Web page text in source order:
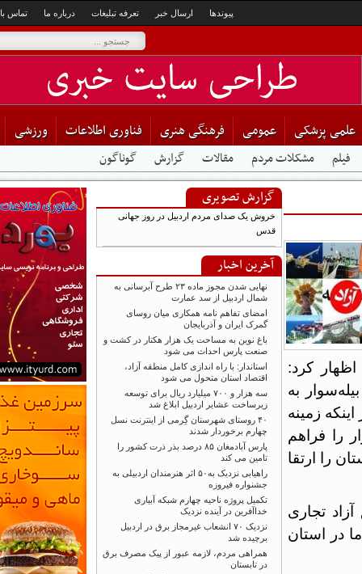
تماس با ما درباره ما تعرفه تبلیغات ارسال خبر پیوندها
پزشکی عمومی فرهنگی هنری فناوری اطلاعات ورزشی
مشکلات مردم مقالات گزارش گوناگون
کرد:
به
زمینه
فراهم
ارتقا
تجاری
استان
گزارش تصویری
خروش یک صدای مردم اردبیل در روز جهانی
قدس
آخرین اخبار
نهایی شدن مجوز ماده ۲۳ طرح آبرسانی به
شمال اردبیل از سد عمارت
امضای تفاهم نامه همکاری میان روسای
گمرک ایران و آذربایجان
باغ نوین به مساحت یک هزار هکتار در کشت و
صنعت پارس احداث می شود
استاندار: با راه اندازی کامل منطقه آزاد،
اقتصاد استان متحول می شود
سه هزار و ۷۰۰ میلیارد ریال برای توسعه
زیرساخت عشایر اردبیل ابلاغ شد
۴۰ روستای شهرستان گِرمی از اینترنت نسل
چهارم برخوردار شدند
پارس آبادمغان ۸۵ درصد بذر ذرت کشور را
تامین می کند
راهیابی نزدیک به۵۰ اثر هنرمندان اردبیلی به
جشنواره فیروزه
تکمیل پروژه ناحیه چهارم شبکه آبیاری
خداآفرین در آینده نزدیک
نزدیک ۷۰ انشعاب غیرمجاز برق در اردبیل
برچیده شد
همراهی مردم، لازمه عبور از پیک مصرف برق
در تابستان